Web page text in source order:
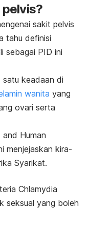
sakit pelvis
tahu definisi
sebagai PID ini
satu keadaan di
wanita yang
ovari serta
Human
menjejaskan kira-
Syarikat.
Chlamydia
seksual yang boleh